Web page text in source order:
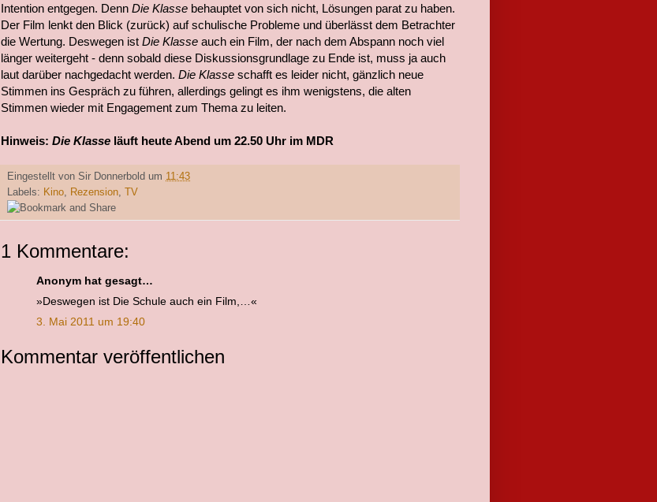
Intention entgegen. Denn Die Klasse behauptet von sich nicht, Lösungen parat zu haben.
Der Film lenkt den Blick (zurück) auf schulische Probleme und überlässt dem Betrachter
die Wertung. Deswegen ist Die Klasse auch ein Film, der nach dem Abspann noch viel
länger weitergeht - denn sobald diese Diskussionsgrundlage zu Ende ist, muss ja auch
laut darüber nachgedacht werden. Die Klasse schafft es leider nicht, gänzlich neue
Stimmen ins Gespräch zu führen, allerdings gelingt es ihm wenigstens, die alten
Stimmen wieder mit Engagement zum Thema zu leiten.
Hinweis: Die Klasse läuft heute Abend um 22.50 Uhr im MDR
Eingestellt von Sir Donnerbold um 11:43
Labels: Kino, Rezension, TV
1 Kommentare:
Anonym hat gesagt…
»Deswegen ist Die Schule auch ein Film,…«
3. Mai 2011 um 19:40
Kommentar veröffentlichen